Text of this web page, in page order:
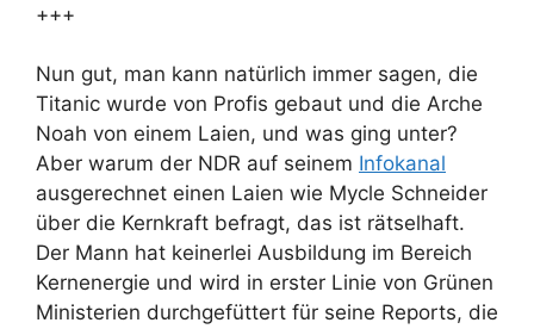
+++
Nun gut, man kann natürlich immer sagen, die
Titanic wurde von Profis gebaut und die Arche
Noah von einem Laien, und was ging unter?
Aber warum der NDR auf seinem Infokanal
ausgerechnet einen Laien wie Mycle Schneider
über die Kernkraft befragt, das ist rätselhaft.
Der Mann hat keinerlei Ausbildung im Bereich
Kernenergie und wird in erster Linie von Grünen
Ministerien durchgefüttert für seine Reports, die